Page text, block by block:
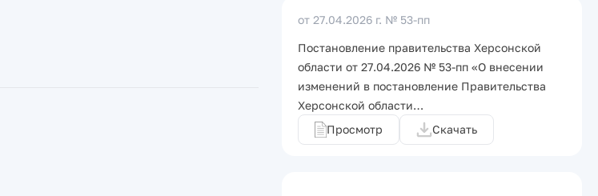
от 27.04.2026 г. № 53-пп
Постановление правительства Херсонской
области от 27.04.2026 № 53-пп «О внесении
изменений в постановление Правительства
Херсонской области…
Просмотр
Скачать